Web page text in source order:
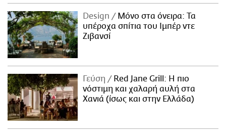
NEWSLETTER
ΜΙΚΡΟΠΡΑΓΜΑΤΑ
THE GOOD LIFO
LIFOLAND
CITY GUIDE
ΑΜΠΑ
PRINT
Design
Μόνο στα όνειρα: Τα
υπέροχα σπίτια του Ιμπέρ ντε
Ζιβανσί
Γεύση
Red Jane Grill: Η πιο
νόστιμη και χαλαρή αυλή στα
Χανιά (ίσως και στην Ελλάδα)